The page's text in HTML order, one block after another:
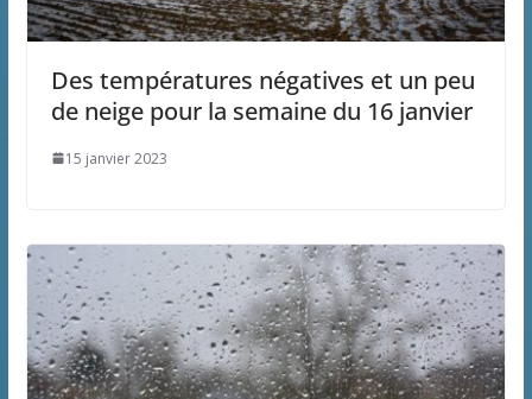
Des températures négatives et un peu
de neige pour la semaine du 16 janvier
15 janvier 2023